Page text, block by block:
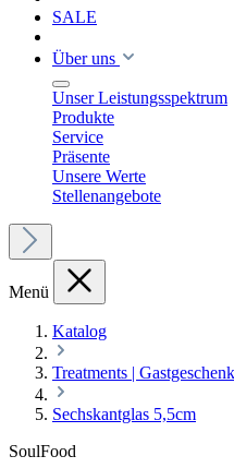
SALE
Über uns
Unser Leistungsspektrum
Produkte
Service
Präsente
Unsere Werte
Stellenangebote
Menü
Katalog
Treatments |
Sechskantglas 5,5cm
SoulFood